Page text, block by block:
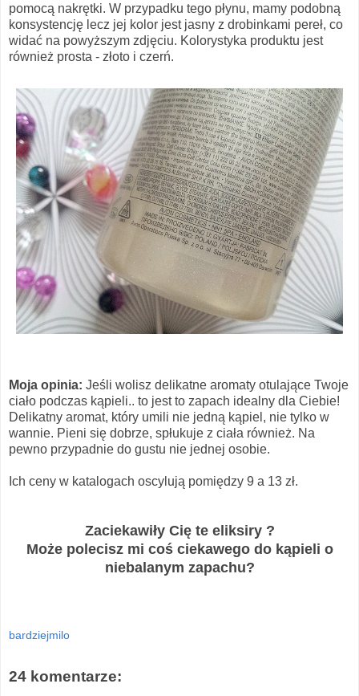
pomocą nakrętki. W przypadku tego płynu, mamy podobną
konsystencję lecz jej kolor jest jasny z drobinkami pereł, co
widać na powyższym zdjęciu. Kolorystyka produktu jest
również prosta - złoto i czerń.
Moja opinia: Jeśli wolisz delikatne aromaty otulające Twoje
ciało podczas kąpieli.. to jest to zapach idealny dla Ciebie!
Delikatny aromat, który umili nie jedną kąpiel, nie tylko w
wannie. Pieni się dobrze, spłukuje z ciała również. Na
pewno przypadnie do gustu nie jednej osobie.
Ich ceny w katalogach oscylują pomiędzy 9 a 13 zł.
Zaciekawiły Cię te eliksiry ?
Może polecisz mi coś ciekawego do kąpieli o
niebalanym zapachu?
bardziejmilo
24 komentarze: